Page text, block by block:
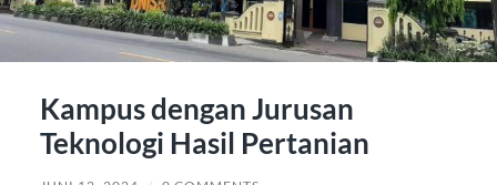
Kampus dengan Jurusan
Teknologi Hasil Pertanian